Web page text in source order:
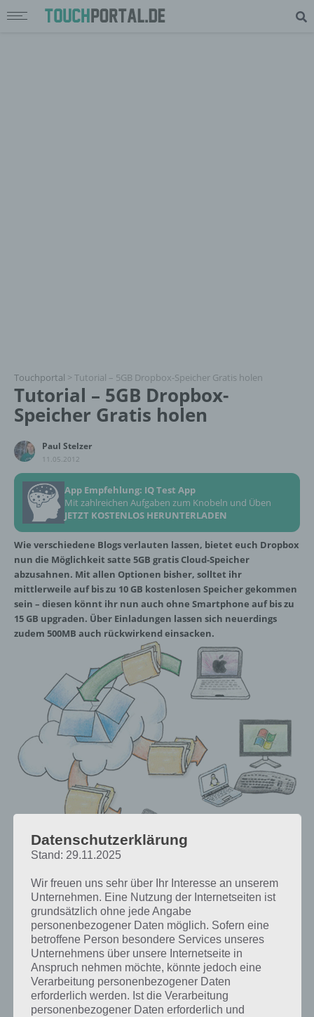
Touchportal > Tutorial – 5GB Dropbox-Speicher Gratis holen
Tutorial – 5GB Dropbox-
Speicher Gratis holen
Paul Stelzer
11.05.2012
App Empfehlung: IQ Test App
Mit zahlreichen Aufgaben zum Knobeln und Üben
JETZT KOSTENLOS HERUNTERLADEN
Wie verschiedene Blogs verlauten lassen, bietet euch Dropbox
nun die Möglichkeit satte 5GB gratis Cloud-Speicher
abzusahnen. Mit allen Optionen bisher, solltet ihr
mittlerweile auf bis zu 10 GB kostenlosen Speicher gekommen
sein – diesen könnt ihr nun auch ohne Smartphone auf bis zu
15 GB upgraden. Über Einladungen lassen sich neuerdings
zudem 500MB auch rückwirkend einsacken.
Warum Dropbox? Ganz einfach: Kein anderer Cloud Dienst bietet
bessere App-Integration ist zudem Windows Explorer bzw. Mac
kompatibel. Die ganze funktioniert mittels eines einfachen Tricks in
wenigen Schritten – Und das in gerade mal 5 Minuten. Wer möchte
kann auch die Upload Funktion der Android App nutzen, allerdings
stellt es sich eher schwierig dort für 5GB zu knipsen! Voraussetzung
ist die aktuellste Version von Dropbox – also bei Bedarf auf der
Homepage laden. Wer noch keinen Account besitzt, kann sich
unterdiesem Link anmelden .
Datenschutzerklärung
Stand: 29.11.2025
Wir freuen uns sehr über Ihr Interesse an unserem
Unternehmen. Eine Nutzung der Internetseiten ist
grundsätzlich ohne jede Angabe
personenbezogener Daten möglich. Sofern eine
betroffene Person besondere Services unseres
Unternehmens über unsere Internetseite in
Anspruch nehmen möchte, könnte jedoch eine
Verarbeitung personenbezogener Daten
erforderlich werden. Ist die Verarbeitung
personenbezogener Daten erforderlich und